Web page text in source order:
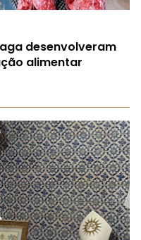
desenvolveram
alimentar